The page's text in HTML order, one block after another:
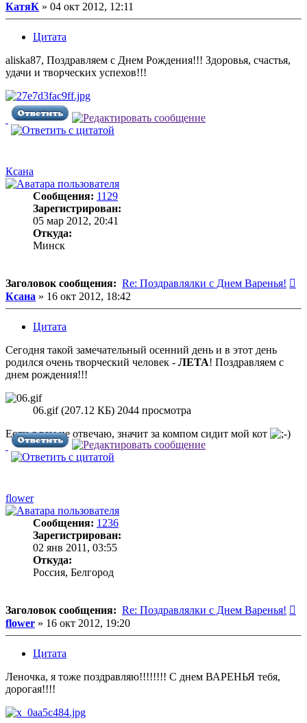
КатяК » 04 окт 2012, 12:11
Цитата
aliska87, Поздравляем с Днем Рождения!!! Здоровья, счастья,
удачи и творческих успехов!!!
Ксана
Сообщения: 1129
Зарегистрирован:
05 мар 2012, 20:41
Откуда:
Минск
Заголовок сообщения: Re: Поздравлялки с Днем Варенья!
Ксана » 16 окт 2012, 18:42
Цитата
Сегодня такой замечательный осенний день и в этот день
родился очень творческий человек - ЛЕТА! Поздравляем с
днем рождения!!!
06.gif (207.12 КБ) 2044 просмотра
Если я вам не отвечаю, значит за компом сидит мой кот
flower
Сообщения: 1236
Зарегистрирован:
02 янв 2011, 03:55
Откуда:
Россия, Белгород
Заголовок сообщения: Re: Поздравлялки с Днем Варенья!
flower » 16 окт 2012, 19:20
Цитата
Леночка, я тоже поздравляю!!!!!!!! С днем ВАРЕНЬЯ тебя,
дорогая!!!!